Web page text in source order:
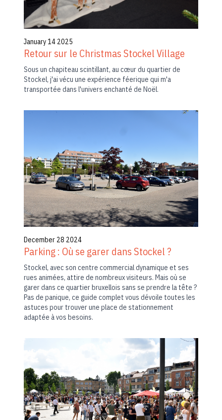
January 14 2025
Retour sur le Christmas Stockel Village
Sous un chapiteau scintillant, au cœur du quartier de
Stockel, j'ai vécu une expérience féerique qui m'a
transportée dans l'univers enchanté de Noël.
December 28 2024
Parking : Où se garer dans Stockel ?
Stockel, avec son centre commercial dynamique et ses
rues animées, attire de nombreux visiteurs. Mais où se
garer dans ce quartier bruxellois sans se prendre la tête ?
Pas de panique, ce guide complet vous dévoile toutes les
astuces pour trouver une place de stationnement
adaptée à vos besoins.